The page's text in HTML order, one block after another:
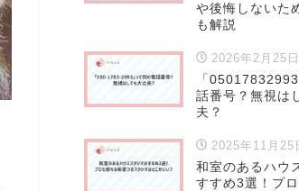
や後悔しないた
も解説
2026年2月25日
「
話番号？無視は
夫？
2025年11月25
和室のあるハウ
すすめ3選！プ